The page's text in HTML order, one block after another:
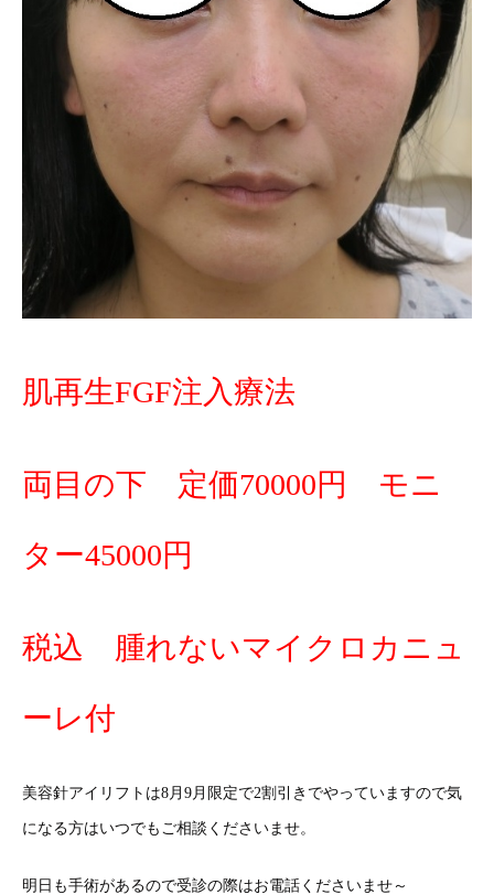
肌再生FGF注入療法
両目の下 定価70000円 モニ
ター45000円
税込 腫れないマイクロカニュ
ーレ付
美容針アイリフトは8月9月限定で2割引きでやっていますので気
になる方はいつでもご相談くださいませ。
明日も手術があるので受診の際はお電話くださいませ～